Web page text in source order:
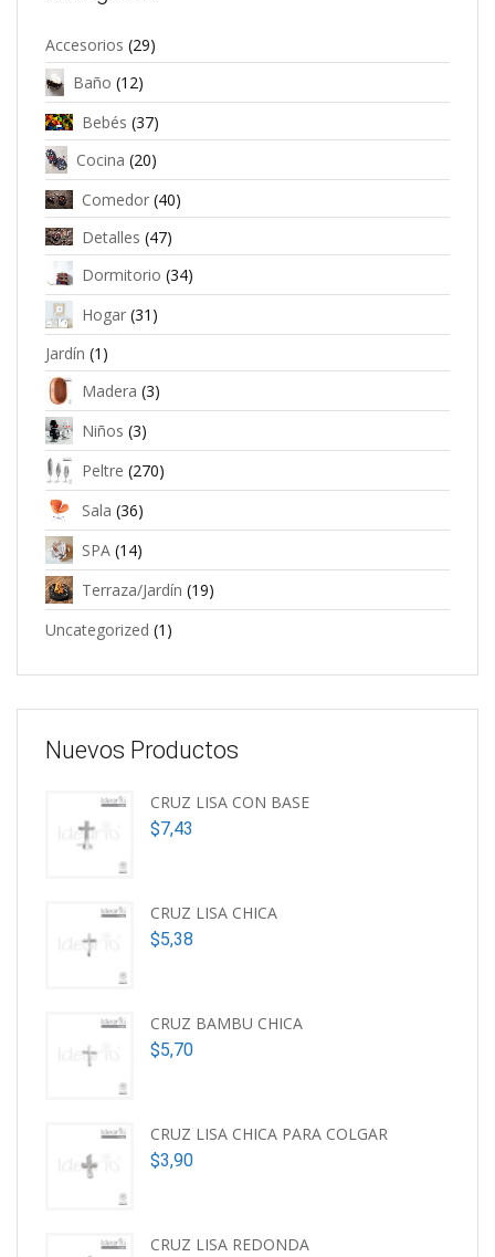
Accesorios (29)
Baño (12)
Bebés (37)
Cocina (20)
Comedor (40)
Detalles (47)
Dormitorio (34)
Hogar (31)
Jardín (1)
Madera (3)
Niños (3)
Peltre (270)
Sala (36)
SPA (14)
Terraza/Jardín (19)
Uncategorized (1)
Nuevos Productos
CRUZ LISA CON BASE
$7,43
CRUZ LISA CHICA
$5,38
CRUZ BAMBU CHICA
$5,70
CRUZ LISA CHICA PARA COLGAR
$3,90
CRUZ LISA REDONDA